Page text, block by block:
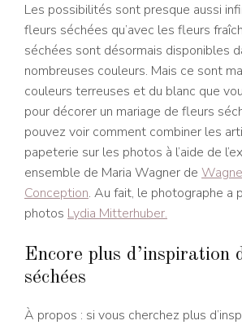
Les possibilités sont presque aussi
fleurs séchées qu’avec les fleurs
séchées sont désormais disponibles
nombreuses couleurs. Mais ce sont
couleurs terreuses et du blanc que
pour décorer un mariage de fleurs
pouvez voir comment combiner les
papeterie sur les photos à l’aide de
ensemble de Maria Wagner de
Conception. Au fait, le photographe a
photos Lydia Mitterhuber.
Encore plus d’inspiration
séchées
À propos : si vous cherchez plus